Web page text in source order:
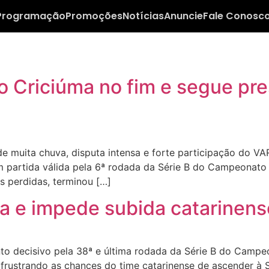
PromoçõesNotíciasAnuncieFale
Criciúma no fim e segue
muita chuva, disputa intensa e forte participação do
partida válida pela 6ª rodada da Série B do
perdidas, terminou […]
e impede subida
decisivo pela 38ª e última rodada da Série B do
as chances do time catarinense de ascender à